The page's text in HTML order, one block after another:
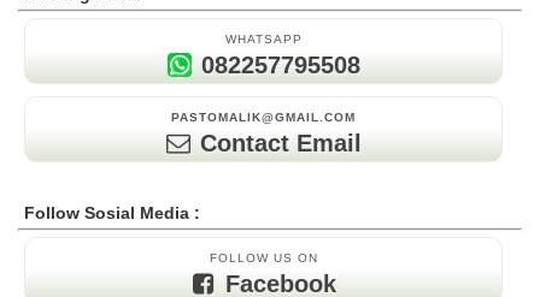
WHATSAPP
082257795508
PASTOMALIK@GMAIL.COM
Contact Email
Follow Sosial Media :
FOLLOW US ON
Facebook